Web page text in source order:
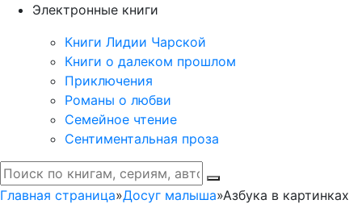
Электронные книги
Книги Лидии Чарской
Книги о далеком прошлом
Приключения
Романы о любви
Семейное чтение
Сентиментальная проза
Главная страница»Досуг малыша»Азбука в картинках